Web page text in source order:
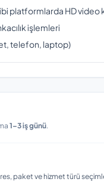
platformlarda HD video
işlemleri
telefon, laptop)
1–3 iş günü.
paket ve hizmet türü